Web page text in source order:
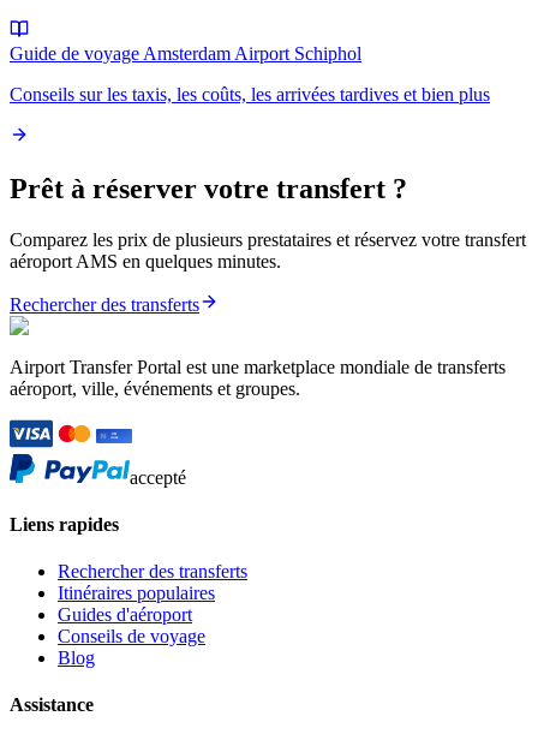
Guide de voyage Amsterdam Airport Schiphol
Conseils sur les taxis, les coûts, les arrivées tardives et bien plus
Prêt à réserver votre transfert ?
Comparez les prix de plusieurs prestataires et réservez votre transfert
aéroport AMS en quelques minutes.
Rechercher des transferts
Airport Transfer Portal est une marketplace mondiale de transferts
aéroport, ville, événements et groupes.
accepté
Liens rapides
Rechercher des transferts
Itinéraires populaires
Guides d'aéroport
Conseils de voyage
Blog
Assistance